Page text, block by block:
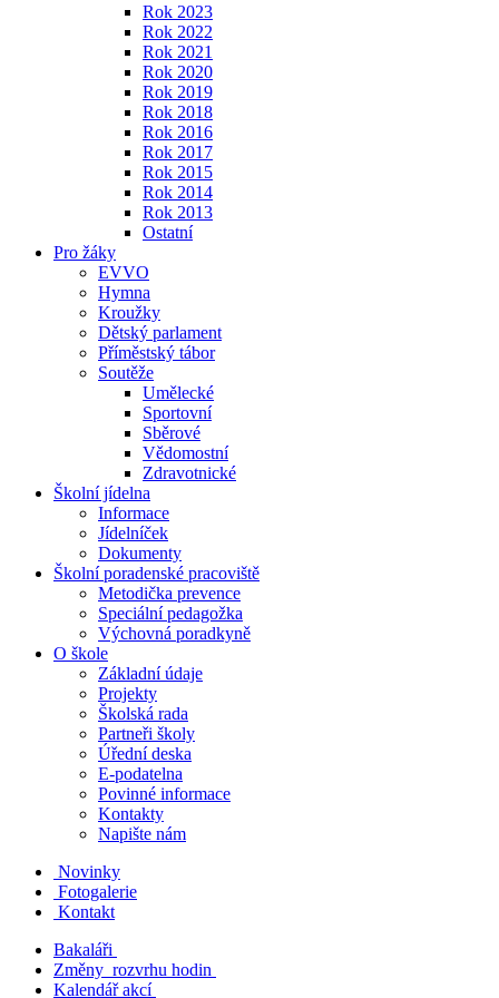
Rok 2023
Rok 2022
Rok 2021
Rok 2020
Rok 2019
Rok 2018
Rok 2016
Rok 2017
Rok 2015
Rok 2014
Rok 2013
Ostatní
Pro žáky
EVVO
Hymna
Kroužky
Dětský parlament
Příměstský tábor
Soutěže
Umělecké
Sportovní
Sběrové
Vědomostní
Zdravotnické
Školní jídelna
Informace
Jídelníček
Dokumenty
Školní poradenské pracoviště
Metodička prevence
Speciální pedagožka
Výchovná poradkyně
O škole
Základní údaje
Projekty
Školská rada
Partneři školy
Úřední deska
E-podatelna
Povinné informace
Kontakty
Napište nám
Novinky
Fotogalerie
Kontakt
Bakaláři
Změny rozvrhu hodin
Kalendář akcí